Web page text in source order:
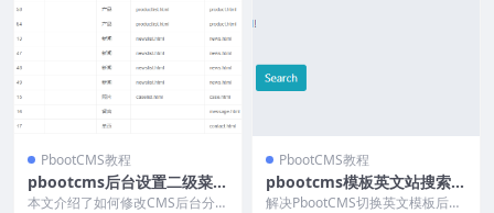
PbootCMS教程
pbootcms后台设置二级菜单
默认所有栏目展开
本文介绍了如何修改CMS后台分类
PbootCMS教程
pbootcms模板英文站搜索效
果页面包屑显示优化
解决PbootCMS切换英文模板后搜